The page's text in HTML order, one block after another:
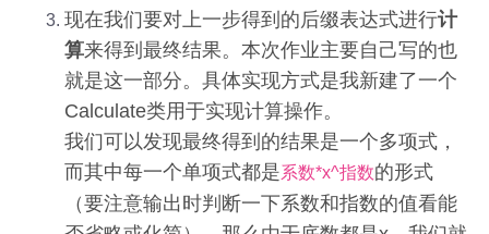
现在我们要对上一步得到的后缀表达式进行计
算来得到最终结果。本次作业主要自己写的也
就是这一部分。具体实现方式是我新建了一个
Calculate类用于实现计算操作。
我们可以发现最终得到的结果是一个多项式，
而其中每一个单项式都是系数*x^指数的形式
（要注意输出时判断一下系数和指数的值看能